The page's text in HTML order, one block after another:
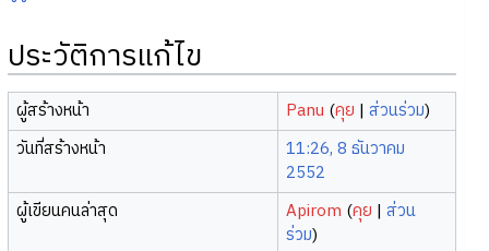
ประวัติการแก้ไข
ผู้สร้างหน้า Panu (คุย |ส่วนร่วม)
วันที่สร้างหน้า
11:26, 8 ธันวาคม
2552
ผู้เขียนคนล่าสุด
Apirom (คุย |ส่วน
ร่วม)